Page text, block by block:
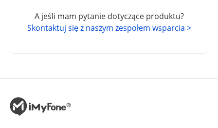
A jeśli mam pytanie dotyczące produktu?
Skontaktuj się z naszym zespołem wsparcia >